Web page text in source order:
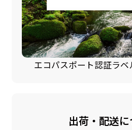
エコパスポート認証ラベ
出荷・配送に